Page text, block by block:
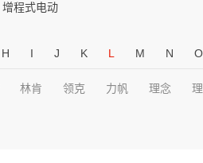
增程式电动
H I J K L M N O
林肯 领克 力帆 理念